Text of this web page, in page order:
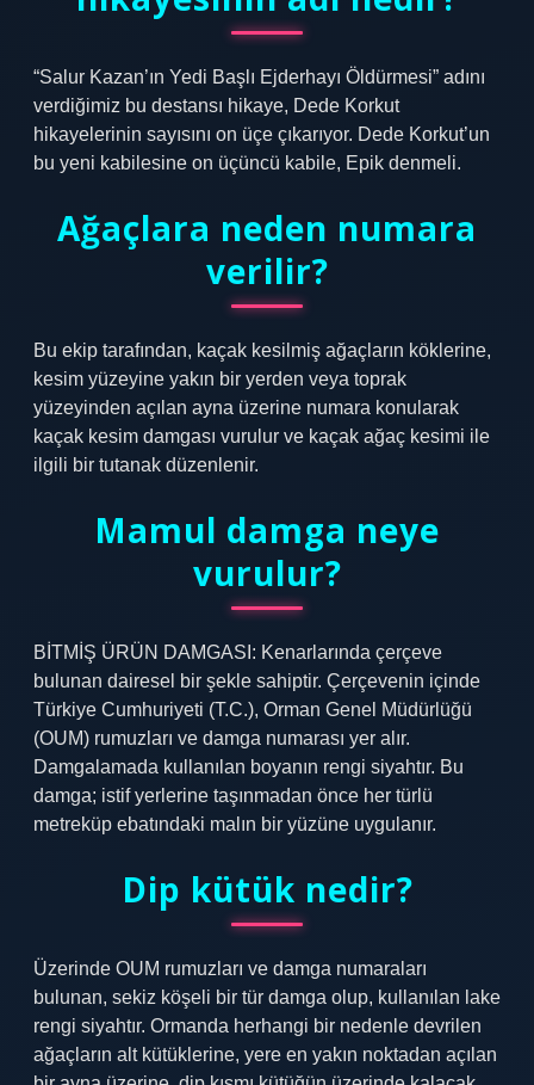
“Salur Kazan’ın Yedi Başlı Ejderhayı Öldürmesi” adını
verdiğimiz bu destansı hikaye, Dede Korkut
hikayelerinin sayısını on üçe çıkarıyor. Dede Korkut’un
bu yeni kabilesine on üçüncü kabile, Epik denmeli.
Ağaçlara neden numara
verilir?
Bu ekip tarafından, kaçak kesilmiş ağaçların köklerine,
kesim yüzeyine yakın bir yerden veya toprak
yüzeyinden açılan ayna üzerine numara konularak
kaçak kesim damgası vurulur ve kaçak ağaç kesimi ile
ilgili bir tutanak düzenlenir.
Mamul damga neye
vurulur?
BİTMİŞ ÜRÜN DAMGASI: Kenarlarında çerçeve
bulunan dairesel bir şekle sahiptir. Çerçevenin içinde
Türkiye Cumhuriyeti (T.C.), Orman Genel Müdürlüğü
(OUM) rumuzları ve damga numarası yer alır.
Damgalamada kullanılan boyanın rengi siyahtır. Bu
damga; istif yerlerine taşınmadan önce her türlü
metreküp ebatındaki malın bir yüzüne uygulanır.
Dip kütük nedir?
Üzerinde OUM rumuzları ve damga numaraları
bulunan, sekiz köşeli bir tür damga olup, kullanılan lake
rengi siyahtır. Ormanda herhangi bir nedenle devrilen
ağaçların alt kütüklerine, yere en yakın noktadan açılan